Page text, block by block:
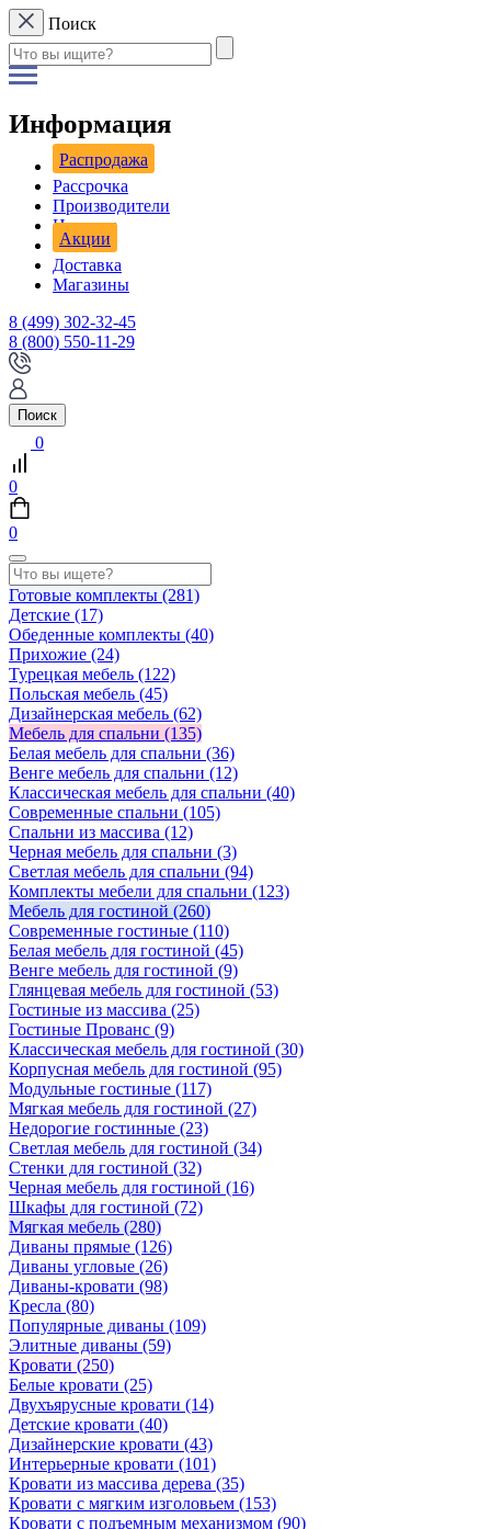
Поиск
Информация
Распродажа
Рассрочка
Производители
Новости
Акции
Доставка
Магазины
8 (499) 302-32-45
8 (800) 550-11-29
Поиск
0
0
0
Готовые комплекты (281)
Детские (17)
Обеденные комплекты (40)
Прихожие (24)
Турецкая мебель (122)
Польская мебель (45)
Дизайнерская мебель (62)
Мебель для спальни (135)
Белая мебель для спальни (36)
Венге мебель для спальни (12)
Классическая мебель для спальни (40)
Современные спальни (105)
Спальни из массива (12)
Черная мебель для спальни (3)
Светлая мебель для спальни (94)
Комплекты мебели для спальни (123)
Мебель для гостиной (260)
Современные гостиные (110)
Белая мебель для гостиной (45)
Венге мебель для гостиной (9)
Глянцевая мебель для гостиной (53)
Гостиные из массива (25)
Гостиные Прованс (9)
Классическая мебель для гостиной (30)
Корпусная мебель для гостиной (95)
Модульные гостиные (117)
Мягкая мебель для гостиной (27)
Недорогие гостинные (23)
Светлая мебель для гостиной (34)
Стенки для гостиной (32)
Черная мебель для гостиной (16)
Шкафы для гостиной (72)
Мягкая мебель (280)
Диваны прямые (126)
Диваны угловые (26)
Диваны-кровати (98)
Кресла (80)
Популярные диваны (109)
Элитные диваны (59)
Кровати (250)
Белые кровати (25)
Двухъярусные кровати (14)
Детские кровати (40)
Дизайнерские кровати (43)
Интерьерные кровати (101)
Кровати из массива дерева (35)
Кровати с мягким изголовьем (153)
Кровати с подъемным механизмом (90)